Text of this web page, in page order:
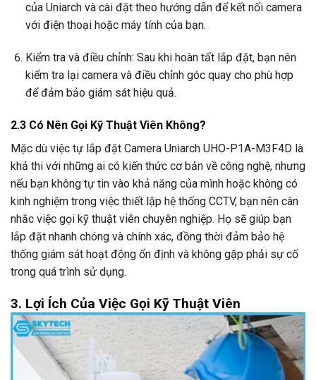
của Uniarch và cài đặt theo hướng dẫn để kết nối camera
với điện thoại hoặc máy tính của bạn.
Kiểm tra và điều chỉnh: Sau khi hoàn tất lắp đặt, bạn nên
kiểm tra lại camera và điều chỉnh góc quay cho phù hợp
để đảm bảo giám sát hiệu quả.
2.3 Có Nên Gọi Kỹ Thuật Viên Không?
Mặc dù việc tự lắp đặt Camera Uniarch UHO-P1A-M3F4D là
khả thi với những ai có kiến thức cơ bản về công nghệ, nhưng
nếu bạn không tự tin vào khả năng của mình hoặc không có
kinh nghiệm trong việc thiết lập hệ thống CCTV, bạn nên cân
nhắc việc gọi kỹ thuật viên chuyên nghiệp. Họ sẽ giúp bạn
lắp đặt nhanh chóng và chính xác, đồng thời đảm bảo hệ
thống giám sát hoạt động ổn định và không gặp phải sự cố
trong quá trình sử dụng.
3. Lợi Ích Của Việc Gọi Kỹ Thuật Viên